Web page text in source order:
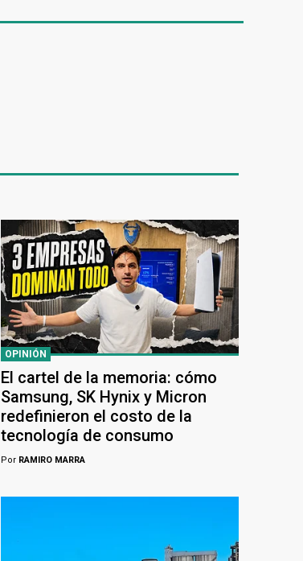
OPINIÓN
El cartel de la memoria: cómo
Samsung, SK Hynix y Micron
redefinieron el costo de la
tecnología de consumo
Por RAMIRO MARRA